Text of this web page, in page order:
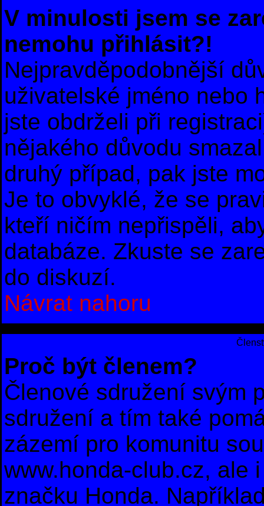
V minulosti jsem se
nemohu přihlásit?!
Nejpravděpodobnější
uživatelské jméno nebo
jste obdrželi při
nějakého důvodu
druhý případ, pak jste
Je to obvyklé, že se
kteří ničím nepřispěli,
databáze. Zkuste se
do diskuzí.
Návrat nahoru
Proč být členem?
Členové sdružení svým
sdružení a tím také
zázemí pro komunitu
www.honda-club.cz, ale
značku Honda.